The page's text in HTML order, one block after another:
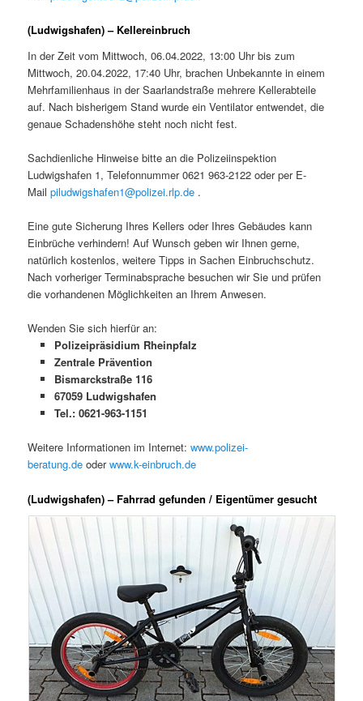
(Ludwigshafen) – Kellereinbruch
In der Zeit vom Mittwoch, 06.04.2022, 13:00 Uhr bis zum
Mittwoch, 20.04.2022, 17:40 Uhr, brachen Unbekannte in einem
Mehrfamilienhaus in der Saarlandstraße mehrere Kellerabteile
auf. Nach bisherigem Stand wurde ein Ventilator entwendet, die
genaue Schadenshöhe steht noch nicht fest.
Sachdienliche Hinweise bitte an die Polizeiinspektion
Ludwigshafen 1, Telefonnummer 0621 963-2122 oder per E-
Mailpiludwigshafen1@polizei.rlp.de .
Eine gute Sicherung Ihres Kellers oder Ihres Gebäudes kann
Einbrüche verhindern! Auf Wunsch geben wir Ihnen gerne,
natürlich kostenlos, weitere Tipps in Sachen Einbruchschutz.
Nach vorheriger Terminabsprache besuchen wir Sie und prüfen
die vorhandenen Möglichkeiten an Ihrem Anwesen.
Wenden Sie sich hierfür an:
Polizeipräsidium Rheinpfalz
Zentrale Prävention
Bismarckstraße 116
67059 Ludwigshafen
Tel.: 0621-963-1151
Weitere Informationen im Internet:www.polizei-
beratung.de oderwww.k-einbruch.de
(Ludwigshafen) – Fahrrad gefunden / Eigentümer gesucht